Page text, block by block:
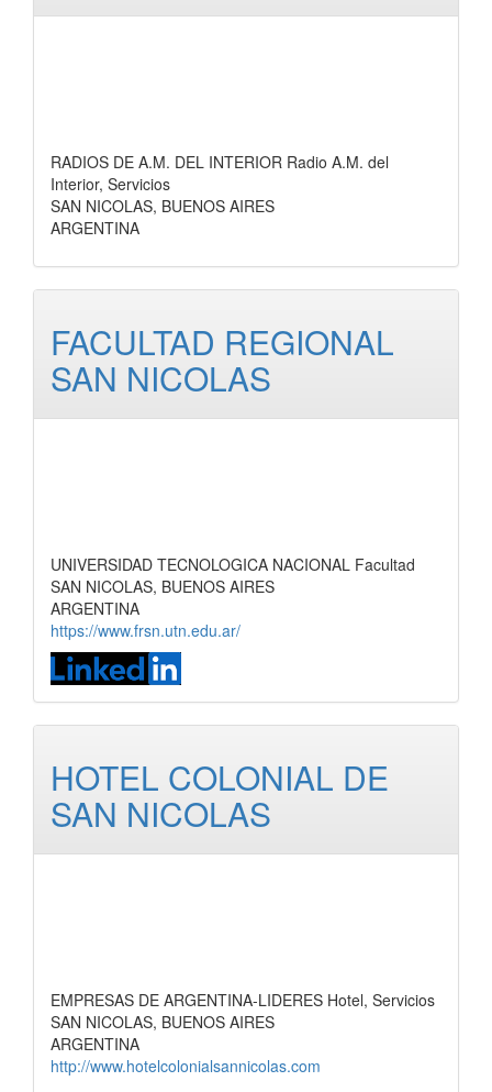
RADIOS DE A.M. DEL INTERIOR Radio A.M. del
Interior, Servicios
SAN NICOLAS, BUENOS AIRES
ARGENTINA
FACULTAD REGIONAL
SAN NICOLAS
UNIVERSIDAD TECNOLOGICA NACIONAL Facultad
SAN NICOLAS, BUENOS AIRES
ARGENTINA
https://www.frsn.utn.edu.ar/
HOTEL COLONIAL DE
SAN NICOLAS
EMPRESAS DE ARGENTINA-LIDERES Hotel, Servicios
SAN NICOLAS, BUENOS AIRES
ARGENTINA
http://www.hotelcolonialsannicolas.com